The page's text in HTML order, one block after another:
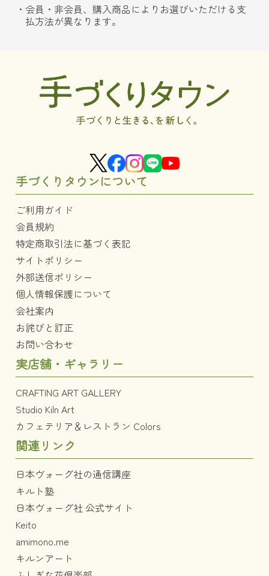
会員・非会員、購入商品によりお選びいただける支
払方法が異なります。
手づくりタウンについて
ご利用ガイド
会員規約
特定商取引法に基づく表記
サイトポリシー
外部送信ポリシー
個人情報保護について
会社案内
お詫びと訂正
お問い合わせ
実店舗・ギャラリー
CRAFTING ART GALLERY
Studio Kiln Art
カフェテリア＆レストラン Colors
関連リンク
日本ヴォーグ社の通信講座
キルト塾
日本ヴォーグ社 公式サイト
Keito
amimono.me
キルンアート